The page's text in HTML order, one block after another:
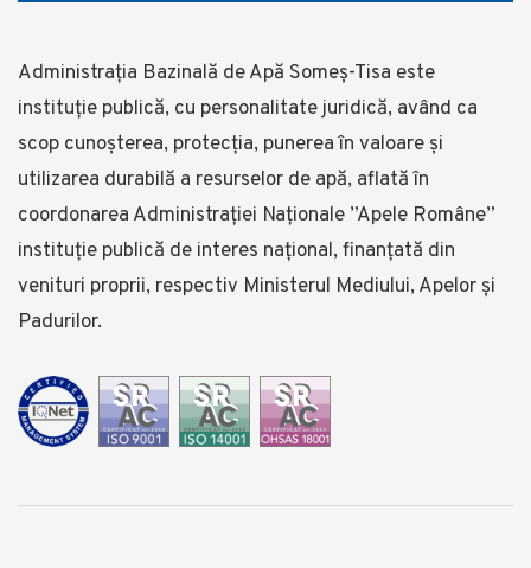
Administrația Bazinală de Apă Someş-Tisa este
instituţie publică, cu personalitate juridică, având ca
scop cunoşterea, protecţia, punerea în valoare şi
utilizarea durabilă a resurselor de apă, aflată în
coordonarea Administraţiei Naționale ”Apele Române”
instituție publică de interes național, finanţată din
venituri proprii, respectiv Ministerul Mediului, Apelor și
Padurilor.